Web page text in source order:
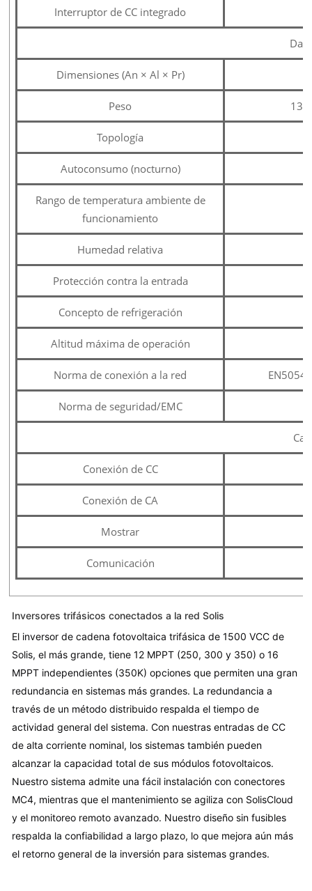
Interruptor de CC integrado
Dimensiones (An × Al × Pr)
Peso 134
Topología
Autoconsumo (nocturno)
Rango de temperatura ambiente de
funcionamiento
Humedad relativa
Protección contra la entrada
Concepto de refrigeración
Altitud máxima de operación
Norma de conexión a la red
Norma de seguridad/EMC
Conexión de CC
Conexión de CA
Mostrar
Comunicación
Inversores trifásicos conectados a la red Solis
El inversor de cadena fotovoltaica trifásica de 1500 VCC de
Solis, el más grande, tiene 12 MPPT (250, 300 y 350) o 16
MPPT independientes (350K) opciones que permiten una gran
redundancia en sistemas más grandes. La redundancia a
través de un método distribuido respalda el tiempo de
actividad general del sistema. Con nuestras entradas de CC
de alta corriente nominal, los sistemas también pueden
alcanzar la capacidad total de sus módulos fotovoltaicos.
Nuestro sistema admite una fácil instalación con conectores
MC4, mientras que el mantenimiento se agiliza con SolisCloud
y el monitoreo remoto avanzado. Nuestro diseño sin fusibles
respalda la confiabilidad a largo plazo, lo que mejora aún más
el retorno general de la inversión para sistemas grandes.